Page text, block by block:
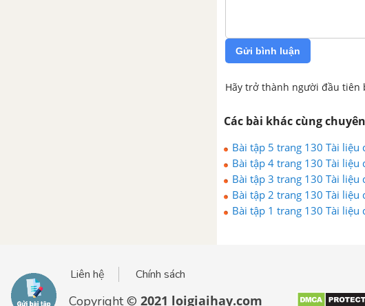
Gửi bình luận
Hãy trở thành người đầu tiên
Các bài khác cùng
Bài tập 5 trang 130 Tài liệu
Bài tập 4 trang 130 Tài liệu
Bài tập 3 trang 130 Tài liệu
Bài tập 2 trang 130 Tài liệu
Bài tập 1 trang 130 Tài liệu
Liên hệ Chính sách
Copyright © 2021 loigiaihay.com